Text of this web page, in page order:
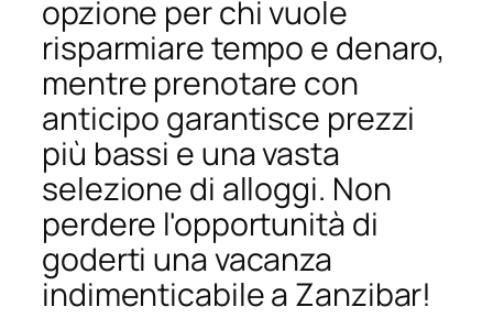
opzione per chi vuole
risparmiare tempo e denaro,
mentre prenotare con
anticipo garantisce prezzi
più bassi e una vasta
selezione di alloggi. Non
perdere l'opportunità di
goderti una vacanza
indimenticabile a Zanzibar!